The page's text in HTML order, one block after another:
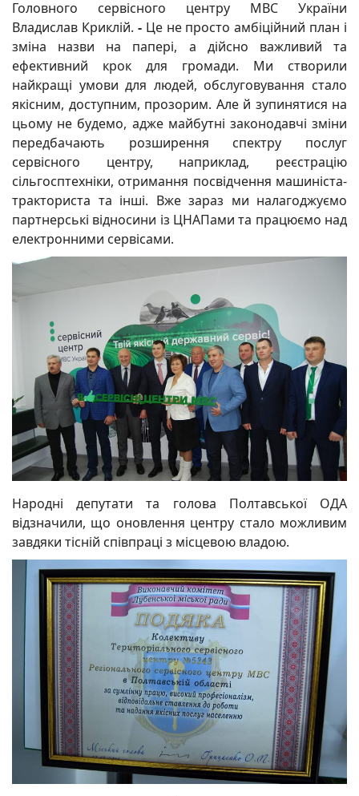
Головного сервісного центру МВС України
Владислав Криклій. - Це не просто амбіційний план і
зміна назви на папері, а дійсно важливий та
ефективний крок для громади. Ми створили
найкращі умови для людей, обслуговування стало
якісним, доступним, прозорим. Але й зупинятися на
цьому не будемо, адже майбутні законодавчі зміни
передбачають розширення спектру послуг
сервісного центру, наприклад, реєстрацію
сільгосптехніки, отримання посвідчення машиніста-
тракториста та інші. Вже зараз ми налагоджуємо
партнерські відносини із ЦНАПами та працюємо над
електронними сервісами.
Народні депутати та голова Полтавської ОДА
відзначили, що оновлення центру стало можливим
завдяки тісній співпраці з місцевою владою.